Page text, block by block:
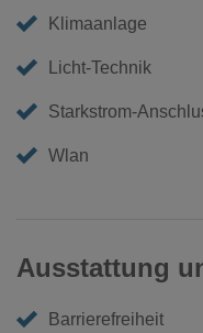
Klimaanlage
Licht-Technik
Starkstrom-
Wlan
Ausstattung
Barrierefreiheit